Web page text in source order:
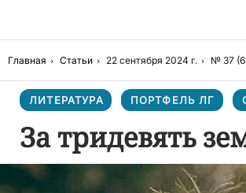
Главная Статьи 22 сентября 2024 г. № 37
ЛИТЕРАТУРА ПОРТФЕЛЬ ЛГ
За тридевять